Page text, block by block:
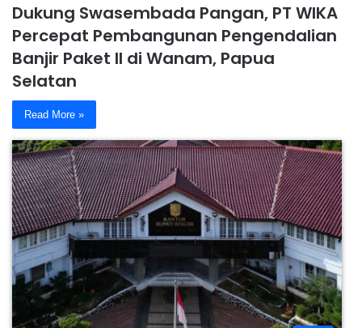
Dukung Swasembada Pangan, PT WIKA
Percepat Pembangunan Pengendalian
Banjir Paket II di Wanam, Papua
Selatan
Read More »